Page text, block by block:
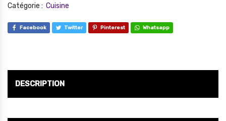
Catégorie : Cuisine
Facebook Twitter Pinterest Whatsapp
DESCRIPTION